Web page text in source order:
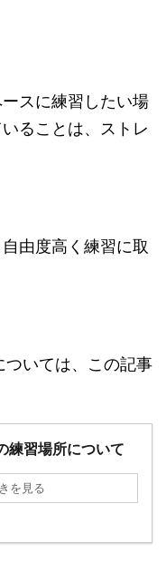
スに練習したい場
ることは、ストレ
由度高く練習に取
ついては、この記事
練習場所について
を見る